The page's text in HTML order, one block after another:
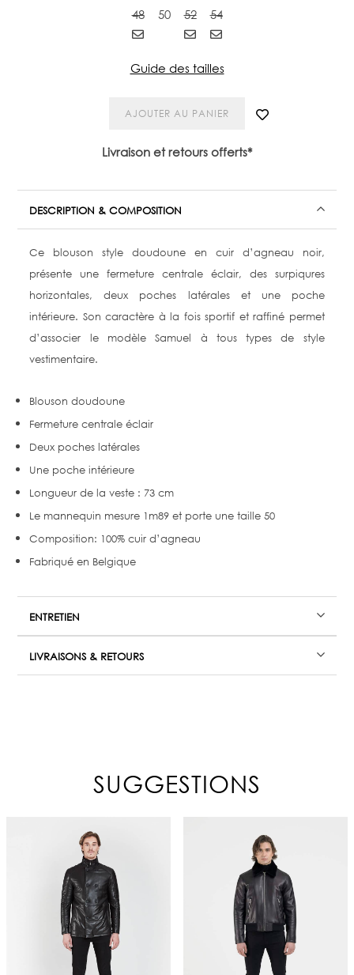
48
50 52 54
Guide des tailles
AJOUTER AU PANIER
Livraison et retours offerts*
DESCRIPTION & COMPOSITION
Ce blouson style doudoune en cuir d’agneau noir,
présente une fermeture centrale éclair, des surpiqures
horizontales, deux poches latérales et une poche
intérieure. Son caractère à la fois sportif et raffiné permet
d’associer le modèle Samuel à tous types de style
vestimentaire.
Blouson doudoune
Fermeture centrale éclair
Deux poches latérales
Une poche intérieure
Longueur de la veste : 73 cm
Le mannequin mesure 1m89 et porte une taille 50
Composition: 100% cuir d’agneau
Fabriqué en Belgique
ENTRETIEN
LIVRAISONS & RETOURS
SUGGESTIONS